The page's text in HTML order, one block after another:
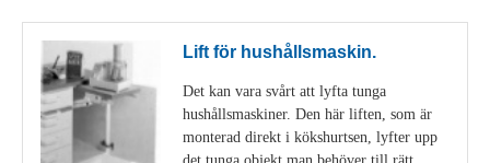
Lift för hushållsmaskin.
Det kan vara svårt att lyfta tunga
hushållsmaskiner. Den här liften, som är
monterad direkt i kökshurtsen, lyfter upp